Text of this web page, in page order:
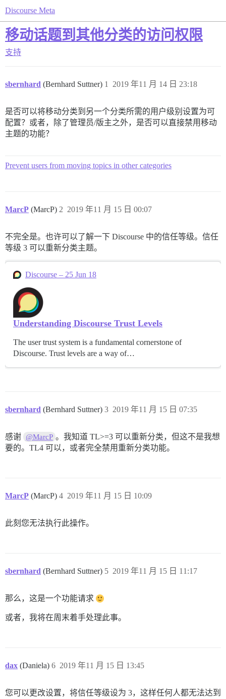
Discourse Meta
移动话题到其他分类的访问权限
支持
sbernhard (Bernhard Suttner) 2019 年11 月 14 日 23:18
1
是否可以将移动分类到另一个分类所需的用户级别设置为可
配置？或者，除了管理员/版主之外，是否可以直接禁用移动
主题的功能？
Prevent users from moving topics in other categories
MarcP (MarcP) 2019 年11 月 15 日 00:07
2
不完全是。也许可以了解一下 Discourse 中的信任等级。信任
等级 3 可以重新分类主题。
Discourse – 25 Jun 18
Understanding Discourse Trust Levels
The user trust system is a fundamental cornerstone of
Discourse. Trust levels are a way of…
sbernhard (Bernhard Suttner) 2019 年11 月 15 日 07:35
3
感谢 @MarcP 。我知道 TL>=3 可以重新分类，但这不是我想
要的。TL4 可以，或者完全禁用重新分类功能。
MarcP (MarcP) 2019 年11 月 15 日 10:09
4
此刻您无法执行此操作。
sbernhard (Bernhard Suttner) 2019 年11 月 15 日 11:17
5
那么，这是一个功能请求
或者，我将在周末着手处理此事。
dax (Daniela) 2019 年11 月 15 日 13:45
6
您可以更改设置，将信任等级设为 3，这样任何人都无法达到